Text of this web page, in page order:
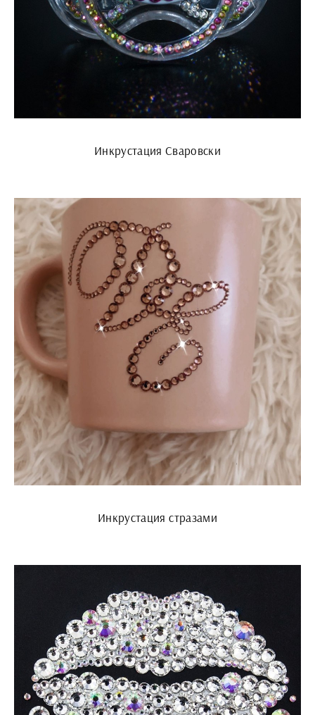
Инкрустация Сваровски
Инкрустация стразами